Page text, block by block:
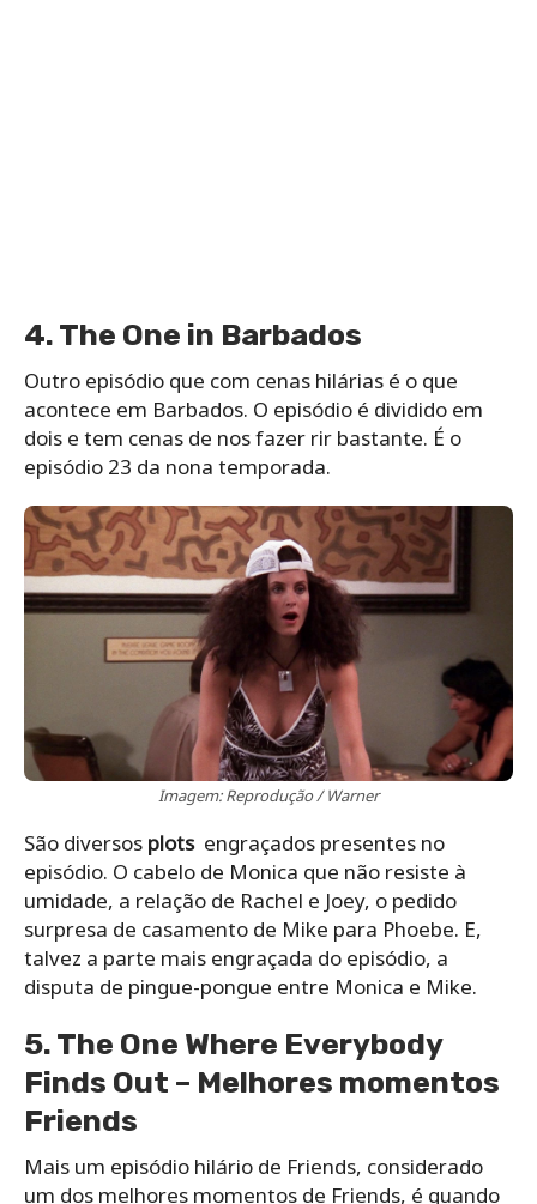
4. The One in Barbados
Outro episódio que com cenas hilárias é o que
acontece em Barbados. O episódio é dividido em
dois e tem cenas de nos fazer rir bastante. É o
episódio 23 da nona temporada.
Imagem: Reprodução / Warner
São diversos plotsengraçados presentes no
episódio. O cabelo de Monica que não resiste à
umidade, a relação de Rachel e Joey, o pedido
surpresa de casamento de Mike para Phoebe. E,
talvez a parte mais engraçada do episódio, a
disputa de pingue-pongue entre Monica e Mike.
5. The One Where Everybody
Finds Out – Melhores momentos
Friends
Mais um episódio hilário de Friends, considerado
um dos melhores momentos de Friends, é quando